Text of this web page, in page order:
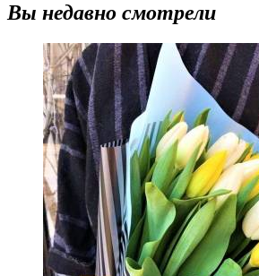
Вы недавно смотрели